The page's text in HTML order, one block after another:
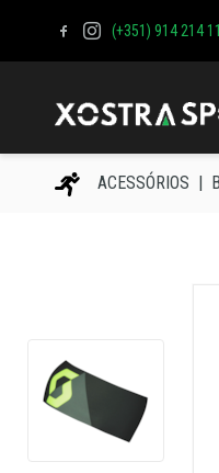
(+351) 914 214
ACESSÓRIOS